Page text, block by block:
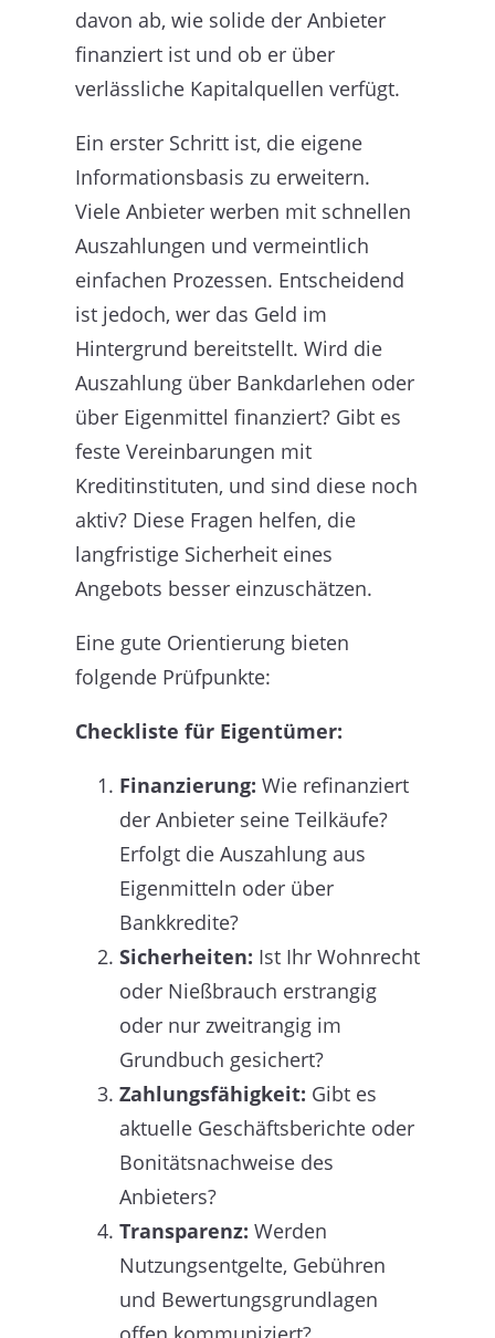
davon ab, wie solide der Anbieter
finanziert ist und ob er über
verlässliche Kapitalquellen verfügt.
Ein erster Schritt ist, die eigene
Informationsbasis zu erweitern.
Viele Anbieter werben mit schnellen
Auszahlungen und vermeintlich
einfachen Prozessen. Entscheidend
ist jedoch, wer das Geld im
Hintergrund bereitstellt. Wird die
Auszahlung über Bankdarlehen oder
über Eigenmittel finanziert? Gibt es
feste Vereinbarungen mit
Kreditinstituten, und sind diese noch
aktiv? Diese Fragen helfen, die
langfristige Sicherheit eines
Angebots besser einzuschätzen.
Eine gute Orientierung bieten
folgende Prüfpunkte:
Checkliste für Eigentümer:
Finanzierung: Wie refinanziert
der Anbieter seine Teilkäufe?
Erfolgt die Auszahlung aus
Eigenmitteln oder über
Bankkredite?
Sicherheiten: Ist Ihr Wohnrecht
oder Nießbrauch erstrangig
oder nur zweitrangig im
Grundbuch gesichert?
Zahlungsfähigkeit: Gibt es
aktuelle Geschäftsberichte oder
Bonitätsnachweise des
Anbieters?
Transparenz: Werden
Nutzungsentgelte, Gebühren
und Bewertungsgrundlagen